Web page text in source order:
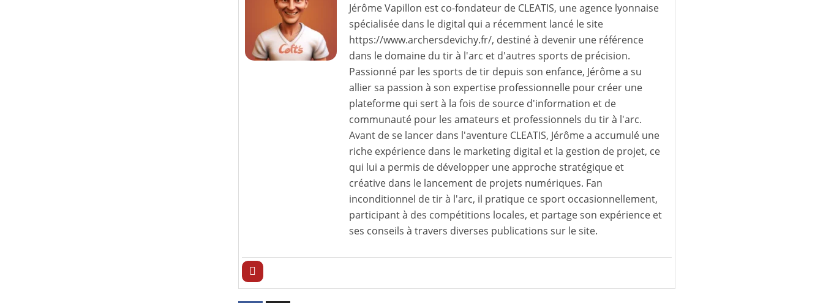
Jérôme Vapillon est co-fondateur de CLEATIS, une agence lyonnaise
spécialisée dans le digital qui a récemment lancé le site
https://www.archersdevichy.fr/, destiné à devenir une référence
dans le domaine du tir à l'arc et d'autres sports de précision.
Passionné par les sports de tir depuis son enfance, Jérôme a su
allier sa passion à son expertise professionnelle pour créer une
plateforme qui sert à la fois de source d'information et de
communauté pour les amateurs et professionnels du tir à l'arc.
Avant de se lancer dans l'aventure CLEATIS, Jérôme a accumulé une
riche expérience dans le marketing digital et la gestion de projet, ce
qui lui a permis de développer une approche stratégique et
créative dans le lancement de projets numériques. Fan
inconditionnel de tir à l'arc, il pratique ce sport occasionnellement,
participant à des compétitions locales, et partage son expérience et
ses conseils à travers diverses publications sur le site.